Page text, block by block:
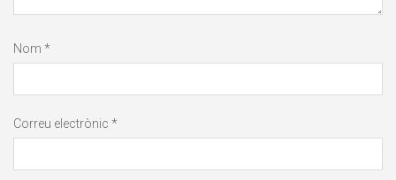
Nom *
Correu electrònic *